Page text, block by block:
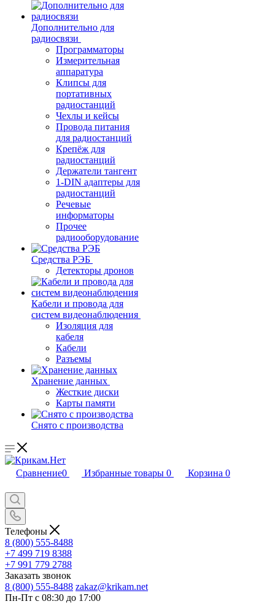
Дополнительно для
радиосвязи
Программаторы
Измерительная
аппаратура
Клипсы для
портативных
радиостанций
Чехлы и кейсы
Провода питания
для радиостанций
Крепёж для
радиостанций
Держатели тангент
1-DIN адаптеры для
радиостанций
Речевые
информаторы
Прочее
радиооборудование
Средства РЭБ
Детекторы дронов
Кабели и провода для
систем видеонаблюдения
Изоляция для
кабеля
Кабели
Разъемы
Хранение данных
Жесткие диски
Карты памяти
Снято с производства
Сравнение0 Избранные товары 0 Корзина 0
Телефоны
8 (800) 555-8488
+7 499 719 8388
+7 991 779 2788
Заказать звонок
8 (800) 555-8488 zakaz@krikam.net
Пн-Пт с 08:30 до 17:00